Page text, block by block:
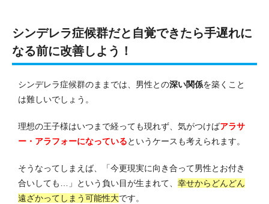
シンデレラ症候群だと自覚できたら手遅れに
なる前に改善しよう！
シンデレラ症候群のままでは、男性との深い関係を築くこと
は難しいでしょう。
理想の王子様はいつまで経っても現れず、気がつけばアラサ
ー・アラフォーになっているというケースも考えられます。
そうなってしまえば、「今更現実に向き合って男性とお付き
合いしても…」という負い目が生まれて、 幸せからどんどん
遠ざかってしまう可能性大です。